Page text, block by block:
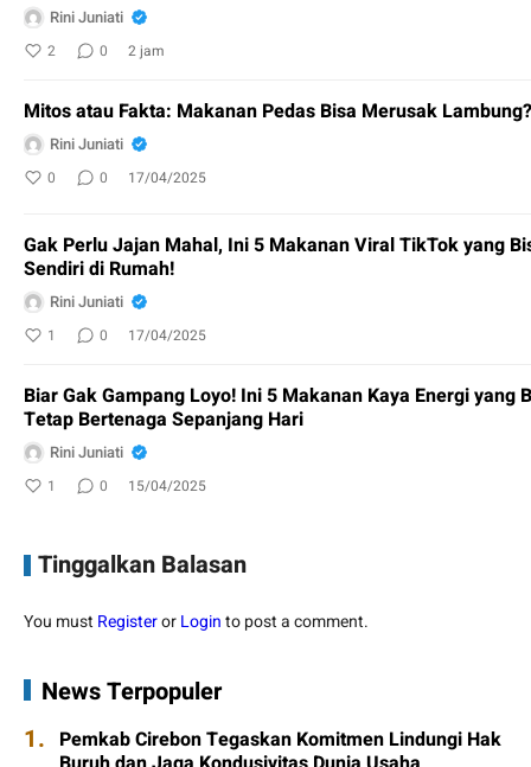
Rini Juniati
2 0 2 jam
Mitos atau Fakta: Makanan Pedas Bisa Merusak Lambung?
Rini Juniati
0 0 17/04/2025
Gak Perlu Jajan Mahal, Ini 5 Makanan Viral TikTok yang
Sendiri di Rumah!
Rini Juniati
1 0 17/04/2025
Biar Gak Gampang Loyo! Ini 5 Makanan Kaya Energi yang
Tetap Bertenaga Sepanjang Hari
Rini Juniati
1 0 15/04/2025
Tinggalkan Balasan
You must RegisterorLoginto post a comment.
News Terpopuler
1. Pemkab Cirebon Tegaskan Komitmen Lindungi Hak